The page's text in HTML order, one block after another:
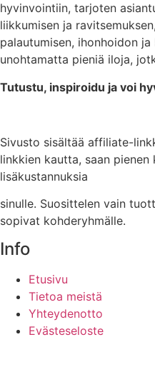
hyvinvointiin, tarjoten
liikkumisen ja
palautumisen, ihonhoidon
unohtamatta pieniä iloja,
Tutustu, inspiroidu ja voi
Sivusto sisältää affiliate-
linkkien kautta, saan pienen
lisäkustannuksia
sinulle. Suosittelen vain
sopivat kohderyhmälle.
Info
Etusivu
Tietoa meistä
Yhteydenotto
Evästeseloste